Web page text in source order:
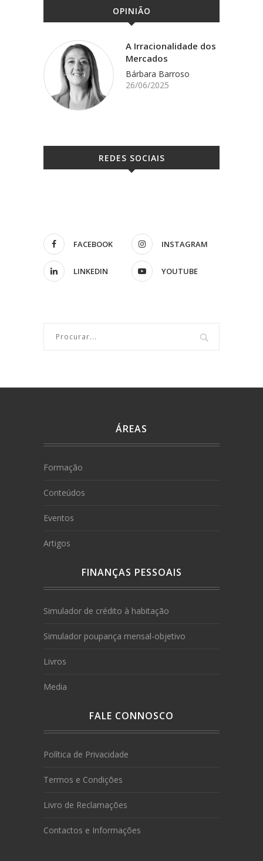
OPINIÃO
A Irracionalidade dos
Mercados
Bárbara Barroso
26/06/2025
REDES SOCIAIS
FACEBOOK INSTAGRAM
LINKEDIN YOUTUBE
ÁREAS
Formação
Conteúdos
Eventos
Artigos
FINANÇAS PESSOAIS
Simulador de crédito à habitação
Simulador poupança mensal-objetivo
Livros
Media
FALE CONNOSCO
Política de Privacidade
Termos e Condições
Livro de Reclamações
Contactos e Informações